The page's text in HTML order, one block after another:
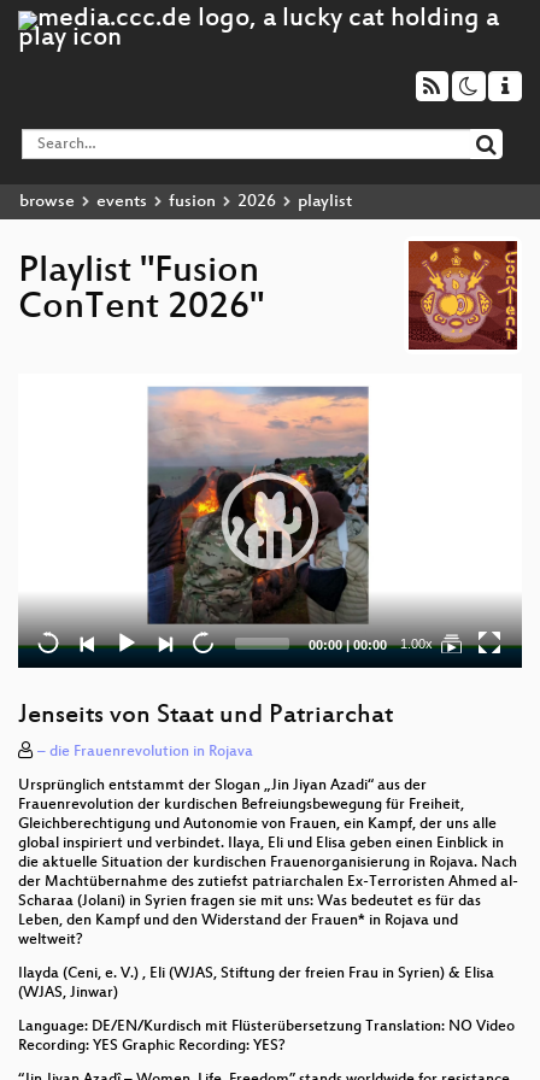
browse events fusion 2026 playlist
Playlist "Fusion
ConTent 2026"
Current
00:00|Total
00:00 1.00x
Jenseits von Staat und Patriarchat
– die Frauenrevolution in Rojava
Ursprünglich entstammt der Slogan „Jin Jiyan Azadi“ aus der
Frauenrevolution der kurdischen Befreiungsbewegung für Freiheit,
Gleichberechtigung und Autonomie von Frauen, ein Kampf, der uns alle
global inspiriert und verbindet. Ilaya, Eli und Elisa geben einen Einblick in
die aktuelle Situation der kurdischen Frauenorganisierung in Rojava. Nach
der Machtübernahme des zutiefst patriarchalen Ex-Terroristen Ahmed al-
Scharaa (Jolani) in Syrien fragen sie mit uns: Was bedeutet es für das
Leben, den Kampf und den Widerstand der Frauen* in Rojava und
weltweit?
Ilayda (Ceni, e. V.) , Eli (WJAS, Stiftung der freien Frau in Syrien) & Elisa
(WJAS, Jinwar)
Language: DE/EN/Kurdisch mit Flüsterübersetzung Translation: NO Video
Recording: YES Graphic Recording: YES?